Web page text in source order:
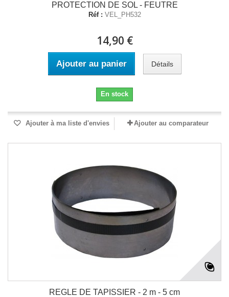
PROTECTION DE SOL - FEUTRE
Réf : VEL_PH532
14,90 €
Ajouter au panier Détails
En stock
Ajouter à ma liste d'envies Ajouter au comparateur
REGLE DE TAPISSIER - 2 m - 5 cm